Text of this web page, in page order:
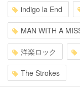
indigo la End
MAN WITH A
洋楽ロック
The Strokes